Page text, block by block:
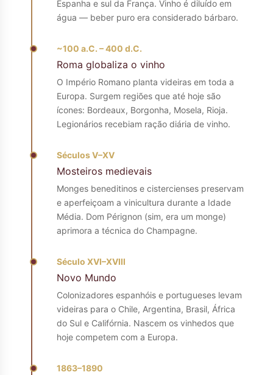
Espanha e sul da França. Vinho é diluído em
água — beber puro era considerado bárbaro.
~100 a.C. – 400 d.C.
Roma globaliza o vinho
O Império Romano planta videiras em toda a
Europa. Surgem regiões que até hoje são
ícones: Bordeaux, Borgonha, Mosela, Rioja.
Legionários recebiam ração diária de vinho.
Séculos V–XV
Mosteiros medievais
Monges beneditinos e cistercienses preservam
e aperfeiçoam a vinicultura durante a Idade
Média. Dom Pérignon (sim, era um monge)
aprimora a técnica do Champagne.
Século XVI–XVIII
Novo Mundo
Colonizadores espanhóis e portugueses levam
videiras para o Chile, Argentina, Brasil, África
do Sul e Califórnia. Nascem os vinhedos que
hoje competem com a Europa.
1863–1890